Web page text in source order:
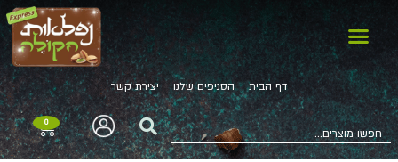
דף הבית הסניפים שלנו יצירת קשר
0